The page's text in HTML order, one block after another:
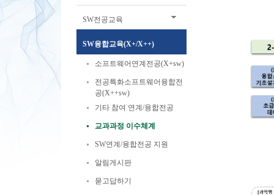
SW전공교육
SW융합교육(X+/X++)
소프트웨어연계전공(X+sw)
전공특화소프트웨어융합전
공(X++sw)
기타 참여 연계/융합전공
교과과정 이수체계
SW연계/융합전공 지원
알림게시판
묻고답하기